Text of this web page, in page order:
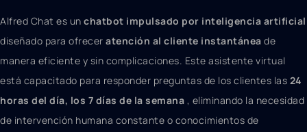
Alfred Chat es un chatbot impulsado por inteligencia artificial
diseñado para ofrecer atención al cliente instantánea de
manera eficiente y sin complicaciones. Este asistente virtual
está capacitado para responder preguntas de los clientes las 24
horas del día, los 7 días de la semana , eliminando la necesidad
de intervención humana constante o conocimientos de